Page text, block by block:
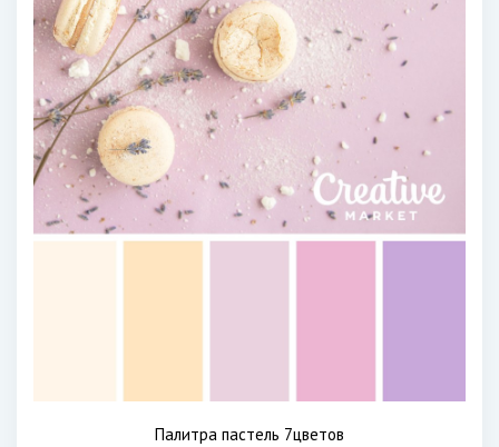
Палитра пастель 7цветов